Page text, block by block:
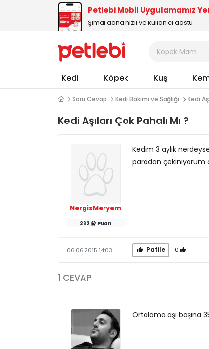
Petlebi Mobil Uygulamamız
Şimdi daha hızlı ve kullanıcı dostu
Kedi Köpek Kuş
Soru Cevap Kedi Bakımı ve Sağlığı Kedi
Kedi Aşıları Çok Pahalı Mı ?
NergisMeryem
282 Puan
Kedim 3 aylık
paradan çekiniyorum
06.06.2015 14:03 Patile 0
1 CEVAP
Ortalama aşı başına